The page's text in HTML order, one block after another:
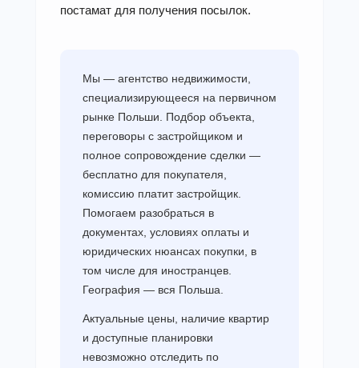
постамат для получения посылок.
Мы — агентство недвижимости,
специализирующееся на первичном
рынке Польши. Подбор объекта,
переговоры с застройщиком и
полное сопровождение сделки —
бесплатно для покупателя,
комиссию платит застройщик.
Помогаем разобраться в
документах, условиях оплаты и
юридических нюансах покупки, в
том числе для иностранцев.
География — вся Польша.
Актуальные цены, наличие квартир
и доступные планировки
невозможно отследить по